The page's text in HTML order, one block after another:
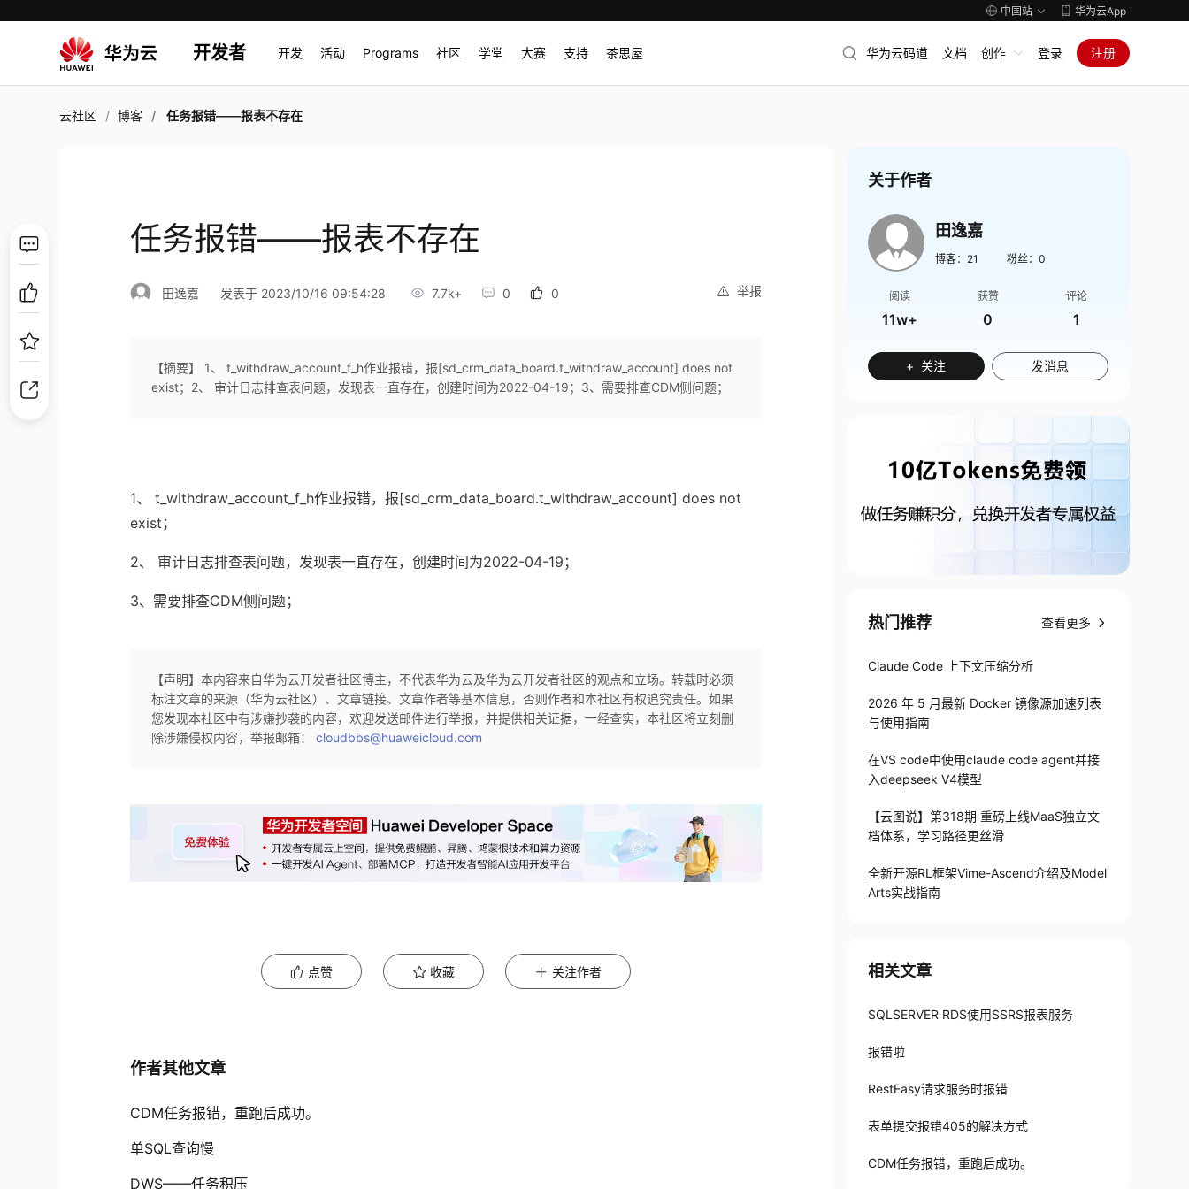
中国站 华为云App
开发者 开发 活动 Programs 社区 学堂 大赛 支持 茶思屋 华为云码道 文档 创作 登录 注册
云社区 博客 任务报错——报表不存在
任务报错——报表不存在
举报
田逸嘉 发表于 2023/10/16 09:54:28 7.7k+ 0 0
【摘要】 1、 t_withdraw_account_f_h作业报错，报[sd_crm_data_board.t_withdraw_account] does not
exist；2、 审计日志排查表问题，发现表一直存在，创建时间为2022-04-19；3、需要排查CDM侧问题；
1、 t_withdraw_account_f_h作业报错，报[sd_crm_data_board.t_withdraw_account] does not
exist；
2、 审计日志排查表问题，发现表一直存在，创建时间为2022-04-19；
3、需要排查CDM侧问题；
【声明】本内容来自华为云开发者社区博主，不代表华为云及华为云开发者社区的观点和立场。转载时必须
标注文章的来源（华为云社区）、文章链接、文章作者等基本信息，否则作者和本社区有权追究责任。如果
您发现本社区中有涉嫌抄袭的内容，欢迎发送邮件进行举报，并提供相关证据，一经查实，本社区将立刻删
除涉嫌侵权内容，举报邮箱：cloudbbs@huaweicloud.com
点赞 收藏 关注作者
作者其他文章
CDM任务报错，重跑后成功。
单SQL查询慢
DWS——任务积压
关于作者
田逸嘉
博客： 21 粉丝： 0
阅读
11w+
获赞
0
评论
1
+ 关注 发消息
热门推荐 查看更多
Claude Code 上下文压缩分析
2026 年 5 月最新 Docker 镜像源加速列表
与使用指南
在VS code中使用claude code agent并接
入deepseek V4模型
【云图说】第318期 重磅上线MaaS独立文
档体系，学习路径更丝滑
全新开源RL框架Vime-Ascend介绍及Model
Arts实战指南
相关文章
SQLSERVER RDS使用SSRS报表服务
报错啦
RestEasy请求服务时报错
表单提交报错405的解决方式
CDM任务报错，重跑后成功。